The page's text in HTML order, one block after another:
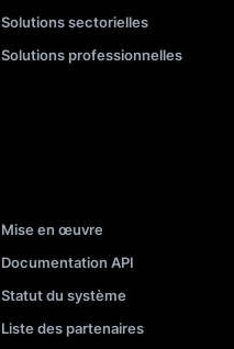
Solutions sectorielles
Solutions professionnelles
Mise en œuvre
Documentation API
Statut du système
Liste des partenaires